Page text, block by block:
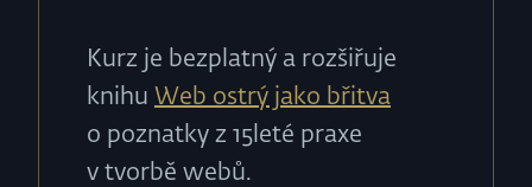
Kurz je bezplatný a rozšiřuje
knihu Web ostrý jako břitva
o poznatky z 15leté praxe
v tvorbě webů.